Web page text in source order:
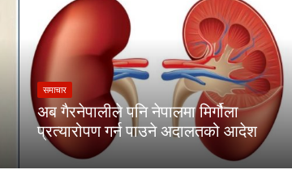
समाचार
अब गैरनेपालीले पनि नेपालमा मिर्गौला
प्रत्यारोपण गर्न पाउने अदालतको आदेश